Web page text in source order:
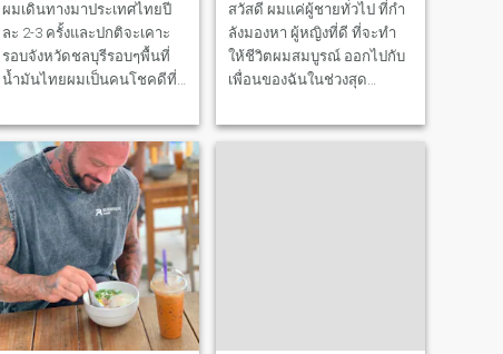
ผมเดินทางมาประเทศไทยปี
ละ 2-3 ครั้งและปกติจะเคาะ
รอบจังหวัดชลบุรีรอบๆพื้นที่
น้ำมันไทยผมเป็นคนโชคดีที่
ผมไม่ได้หลังจาก flings จริงๆ
ผมจะชอบความสัมพันธ์
สวัสดี ผมแค่ผู้ชายทั่วไป ที่กํา
ลังมองหา ผู้หญิงที่ดี ที่จะทํา
ให้ชีวิตผมสมบูรณ์ ออกไปกับ
เพื่อนของฉันในช่วงสุด
ในช่วงสัปดาห แต่ขาดใครที่